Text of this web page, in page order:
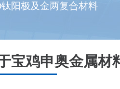
钛镀二氧化铅电极
阳极及金两复合材料
宝鸡申奥金属材